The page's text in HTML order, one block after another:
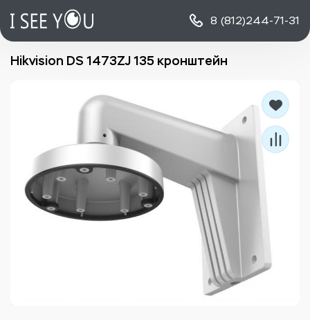
8 (812)244-71-31
Hikvision DS 1473ZJ 135 кронштейн